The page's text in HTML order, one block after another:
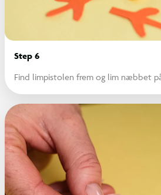
Step 6
Find limpistolen frem og lim næbbet